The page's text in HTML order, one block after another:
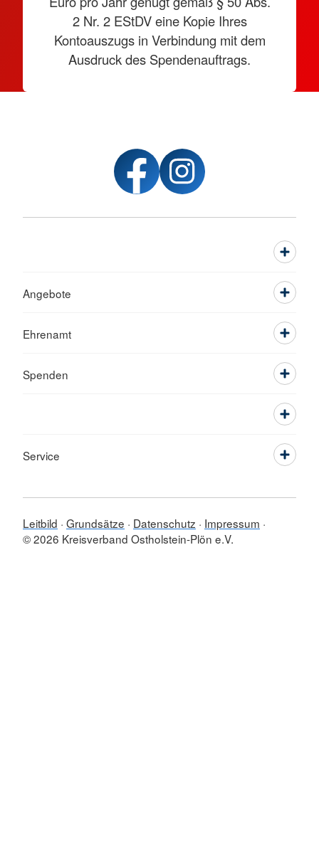
2 Nr. 2 EStDV eine Kopie Ihres
Kontoauszugs in Verbindung mit dem
Ausdruck des Spendenauftrags.
Angebote
Ehrenamt
Spenden
Service
Leitbild Grundsätze Datenschutz
Impressum
© 2026 Kreisverband Ostholstein-Plön e.V.